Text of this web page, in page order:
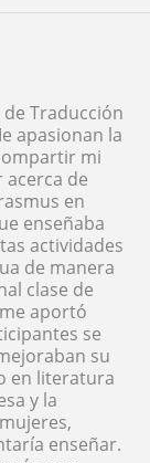
Traducción
apasionan la
mi
de
en
enseñaba
actividades
de manera
clase de
aportó
se
su
en literatura
y la
enseñar.